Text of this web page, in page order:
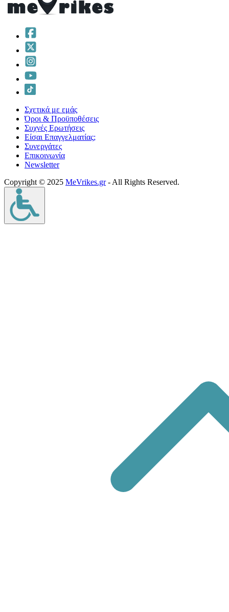
Σχετικά με εμάς
Όροι & Προϋποθέσεις
Συχνές Ερωτήσεις
Είσαι Επαγγελματίας;
Συνεργάτες
Επικοινωνία
Νewsletter
Copyright © 2025 MeVrikes.gr- All Rights Reserved.